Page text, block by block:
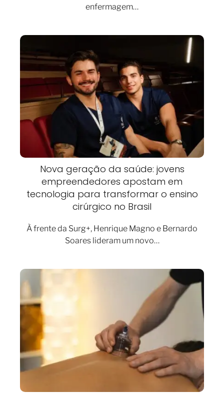
enfermagem…
Nova geração da saúde: jovens
empreendedores apostam em
tecnologia para transformar o ensino
cirúrgico no Brasil
À frente da Surg+, Henrique Magno e Bernardo
Soares lideram um novo…